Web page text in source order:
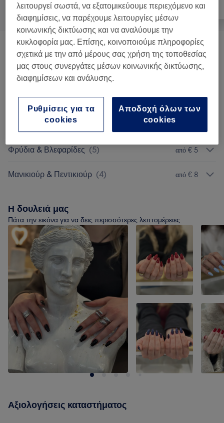
Όλα Νύχια Πρόσωπο
Μανικιούρ (3) από € 13
Πεντικιούρ (6)
Τεχνητά Νύχια (3)
Nail Extras (2)
Φρύδια & Βλεφαρίδες (5) από € 5
Μανικιούρ & Πεντικιούρ (4) από € 8
Η δουλειά μας
Πάτα την εικόνα για να δεις περισσότερες λεπτομέρειες
Αξιολογήσεις καταστήματος
λειτουργεί σωστά, να εξατομικεύουμε περιεχόμενο και
διαφημίσεις, να παρέχουμε λειτουργίες μέσων
κοινωνικής δικτύωσης και να αναλύουμε την
κυκλοφορία μας. Επίσης, κοινοποιούμε πληροφορίες
σχετικά με την από μέρους σας χρήση της τοποθεσίας
μας στους συνεργάτες μέσων κοινωνικής δικτύωσης,
διαφημίσεων και ανάλυσης.
Αποδοχή όλων των
cookies
Ρυθμίσεις για τα
cookies